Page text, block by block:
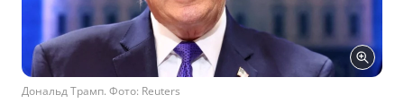
Дональд Трамп. Фото: Reuters